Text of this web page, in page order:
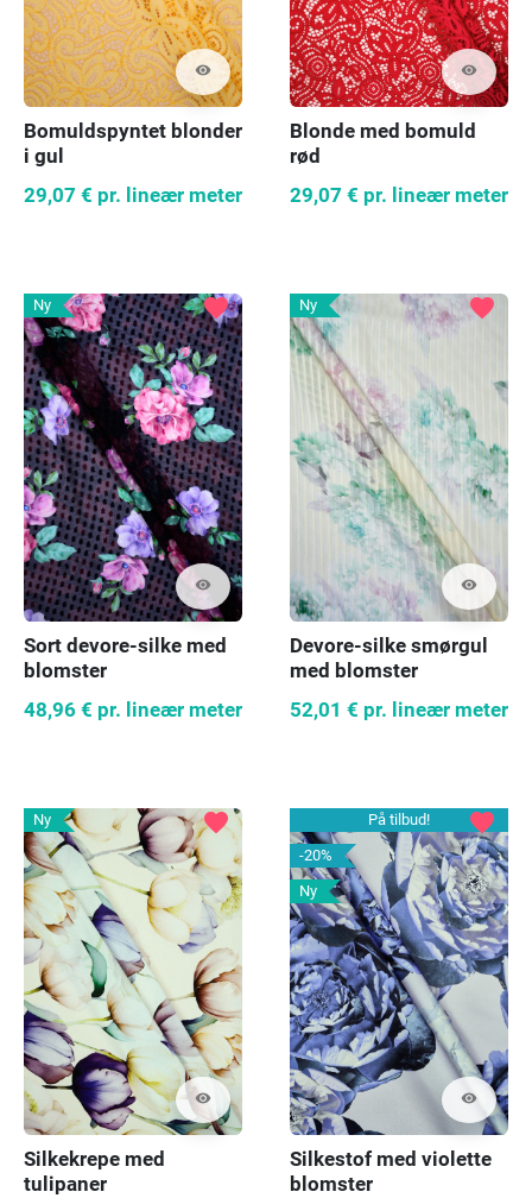
visibility
Bomuldspyntet blonder
i gul
29,07 € pr. lineær meter
visibility
Blonde med bomuld
rød
29,07 € pr. lineær meter
Ny
visibility
favorite
Sort devore-silke med
blomster
48,96 € pr. lineær meter
Ny
visibility
favorite
Devore-silke smørgul
med blomster
52,01 € pr. lineær meter
Ny
visibility
favorite
Silkekrepe med
tulipaner
På tilbud!
-20%
Ny
visibility
favorite
Silkestof med violette
blomster